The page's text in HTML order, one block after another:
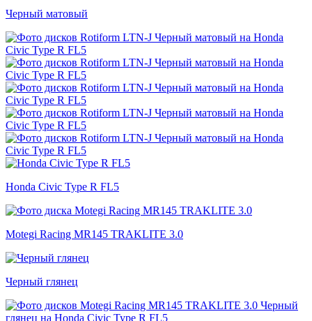
Черный матовый
Honda Civic Type R FL5
Motegi Racing MR145 TRAKLITE 3.0
Черный глянец